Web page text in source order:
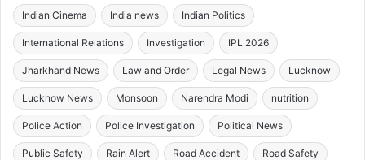
Indian Cinema India news Indian Politics
International Relations Investigation IPL 2026
Jharkhand News Law and Order Legal News Lucknow
Lucknow News Monsoon Narendra Modi nutrition
Police Action Police Investigation Political News
Public Safety Rain Alert Road Accident Road Safety